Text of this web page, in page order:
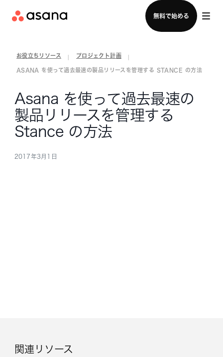
無料で始める
セールスチームに問い合わせる
お役立ちリソース プロジェクト計画
ASANA を使って過去最速の製品リリースを管理する STANCE の方法
Asana を使って過去最速の
製品リリースを管理する
Stance の方法
2017年3月1日
関連リソース